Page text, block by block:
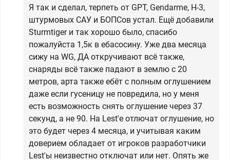
Я так и сделал, терпеть от GPT, Gendarme, H-3,
штурмовых САУ и БОПСов устал. Ещё добавили
Sturmtiger и так хорошо было, спасибо
пожалуйста 1,5к в ебасосину. Уже два месяца
сижу на WG, ДА откручивают всё также,
снаряды всё также падают в землю с 20
метров, арта также ебёт с полным оглушением
даже если гусеницу не повредила, но у меня
есть возможность снять оглушение через 37
секунд, а не 90. На Lest'е отлючат оглушение, но
это будет через 4 месяца, и учитывая каким
доверием обладает от игроков разработчики
Lest'ы неизвестно отключат или нет. Опять же